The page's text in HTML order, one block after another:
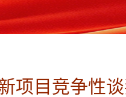
项目竞争性